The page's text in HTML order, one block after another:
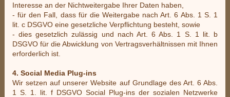
Interesse an der Nichtweitergabe Ihrer Daten haben,
- für den Fall, dass für die Weitergabe nach Art. 6 Abs. 1 S. 1
lit. c DSGVO eine gesetzliche Verpflichtung besteht, sowie
- dies gesetzlich zulässig und nach Art. 6 Abs. 1 S. 1 lit. b
DSGVO für die Abwicklung von Vertragsverhältnissen mit Ihnen
erforderlich ist.
4. Social Media Plug-ins
Wir setzen auf unserer Website auf Grundlage des Art. 6 Abs.
1 S. 1. lit. f DSGVO Social Plug-ins der sozialen Netzwerke